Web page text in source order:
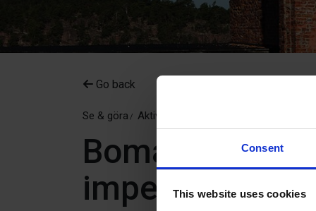
Consent
This website uses cookies
Go back
Se & göra Aktiviteter
Bomarsund
imperiets utpost